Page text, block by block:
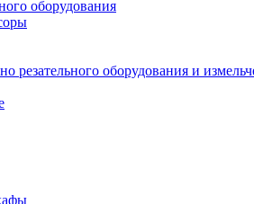
оборудования
резательного оборудования и